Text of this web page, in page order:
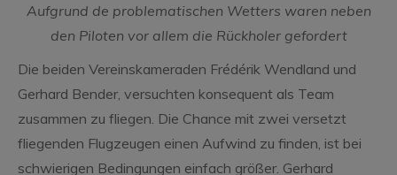
Aufgrund de problematischen Wetters waren neben
den Piloten vor allem die Rückholer gefordert
Die beiden Vereinskameraden Frédérik Wendland und
Gerhard Bender, versuchten konsequent als Team
zusammen zu fliegen. Die Chance mit zwei versetzt
fliegenden Flugzeugen einen Aufwind zu finden, ist bei
schwierigen Bedingungen einfach größer. Gerhard